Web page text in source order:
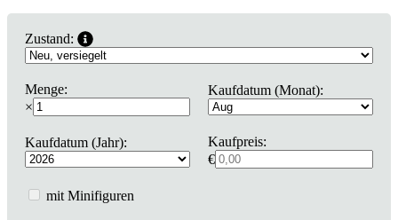
Zustand:
Menge:
×
Kaufdatum (Monat):
Kaufdatum (Jahr):
Kaufpreis:
€
mit Minifiguren